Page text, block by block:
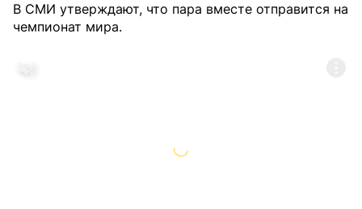
В СМИ утверждают, что пара вместе отправится на
чемпионат мира.